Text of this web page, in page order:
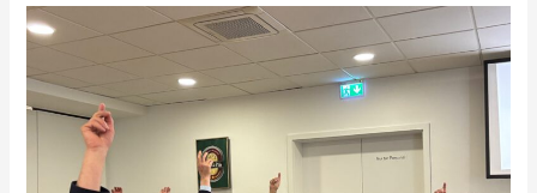
Generalversammlung
Feuerwehr
Herzlake:
Rückblick,
Ehrungen